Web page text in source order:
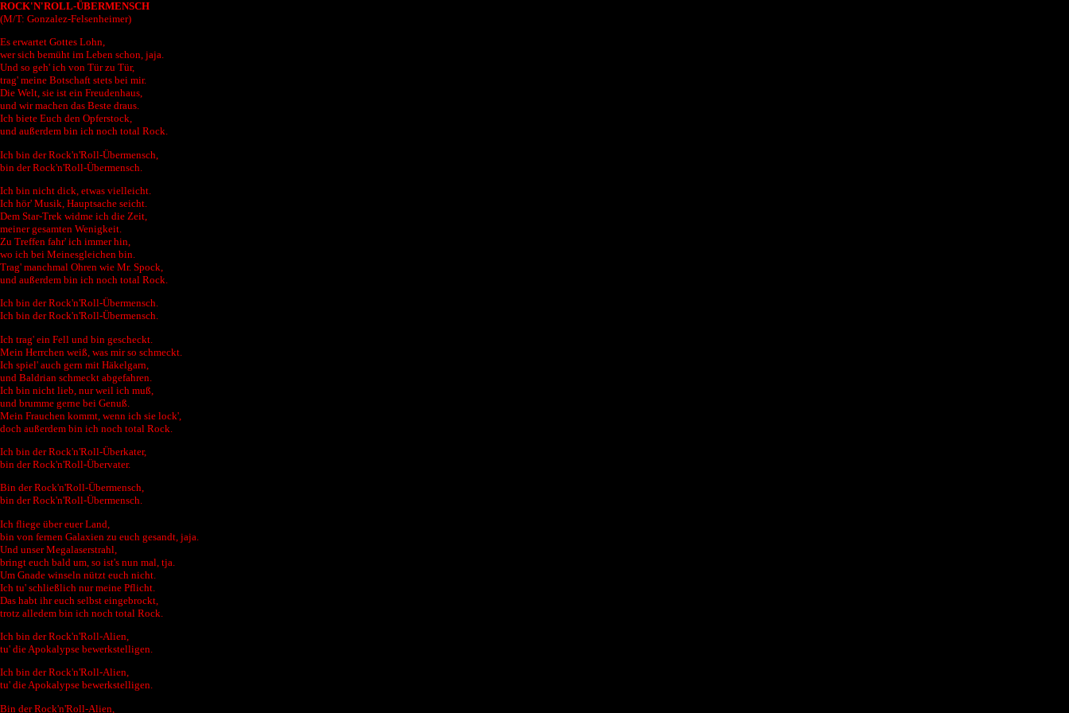
ROCK'N'ROLL-ÜBERMENSCH
(M/T: Gonzalez-Felsenheimer)
Es erwartet Gottes Lohn,
wer sich bemüht im Leben schon, jaja.
Und so geh' ich von Tür zu Tür,
trag' meine Botschaft stets bei mir.
Die Welt, sie ist ein Freudenhaus,
und wir machen das Beste draus.
Ich biete Euch den Opferstock,
und außerdem bin ich noch total Rock.
Ich bin der Rock'n'Roll-Übermensch,
bin der Rock'n'Roll-Übermensch.
Ich bin nicht dick, etwas vielleicht.
Ich hör' Musik, Hauptsache seicht.
Dem Star-Trek widme ich die Zeit,
meiner gesamten Wenigkeit.
Zu Treffen fahr' ich immer hin,
wo ich bei Meinesgleichen bin.
Trag' manchmal Ohren wie Mr. Spock,
und außerdem bin ich noch total Rock.
Ich bin der Rock'n'Roll-Übermensch.
Ich bin der Rock'n'Roll-Übermensch.
Ich trag' ein Fell und bin gescheckt.
Mein Herrchen weiß, was mir so schmeckt.
Ich spiel' auch gern mit Häkelgarn,
und Baldrian schmeckt abgefahren.
Ich bin nicht lieb, nur weil ich muß,
und brumme gerne bei Genuß.
Mein Frauchen kommt, wenn ich sie lock',
doch außerdem bin ich noch total Rock.
Ich bin der Rock'n'Roll-Überkater,
bin der Rock'n'Roll-Übervater.
Bin der Rock'n'Roll-Übermensch,
bin der Rock'n'Roll-Übermensch.
Ich fliege über euer Land,
bin von fernen Galaxien zu euch gesandt, jaja.
Und unser Megalaserstrahl,
bringt euch bald um, so ist's nun mal, tja.
Um Gnade winseln nützt euch nicht.
Ich tu' schließlich nur meine Pflicht.
Das habt ihr euch selbst eingebrockt,
trotz alledem bin ich noch total Rock.
Ich bin der Rock'n'Roll-Alien,
tu' die Apokalypse bewerkstelligen.
Ich bin der Rock'n'Roll-Alien,
tu' die Apokalypse bewerkstelligen.
Bin der Rock'n'Roll-Alien,